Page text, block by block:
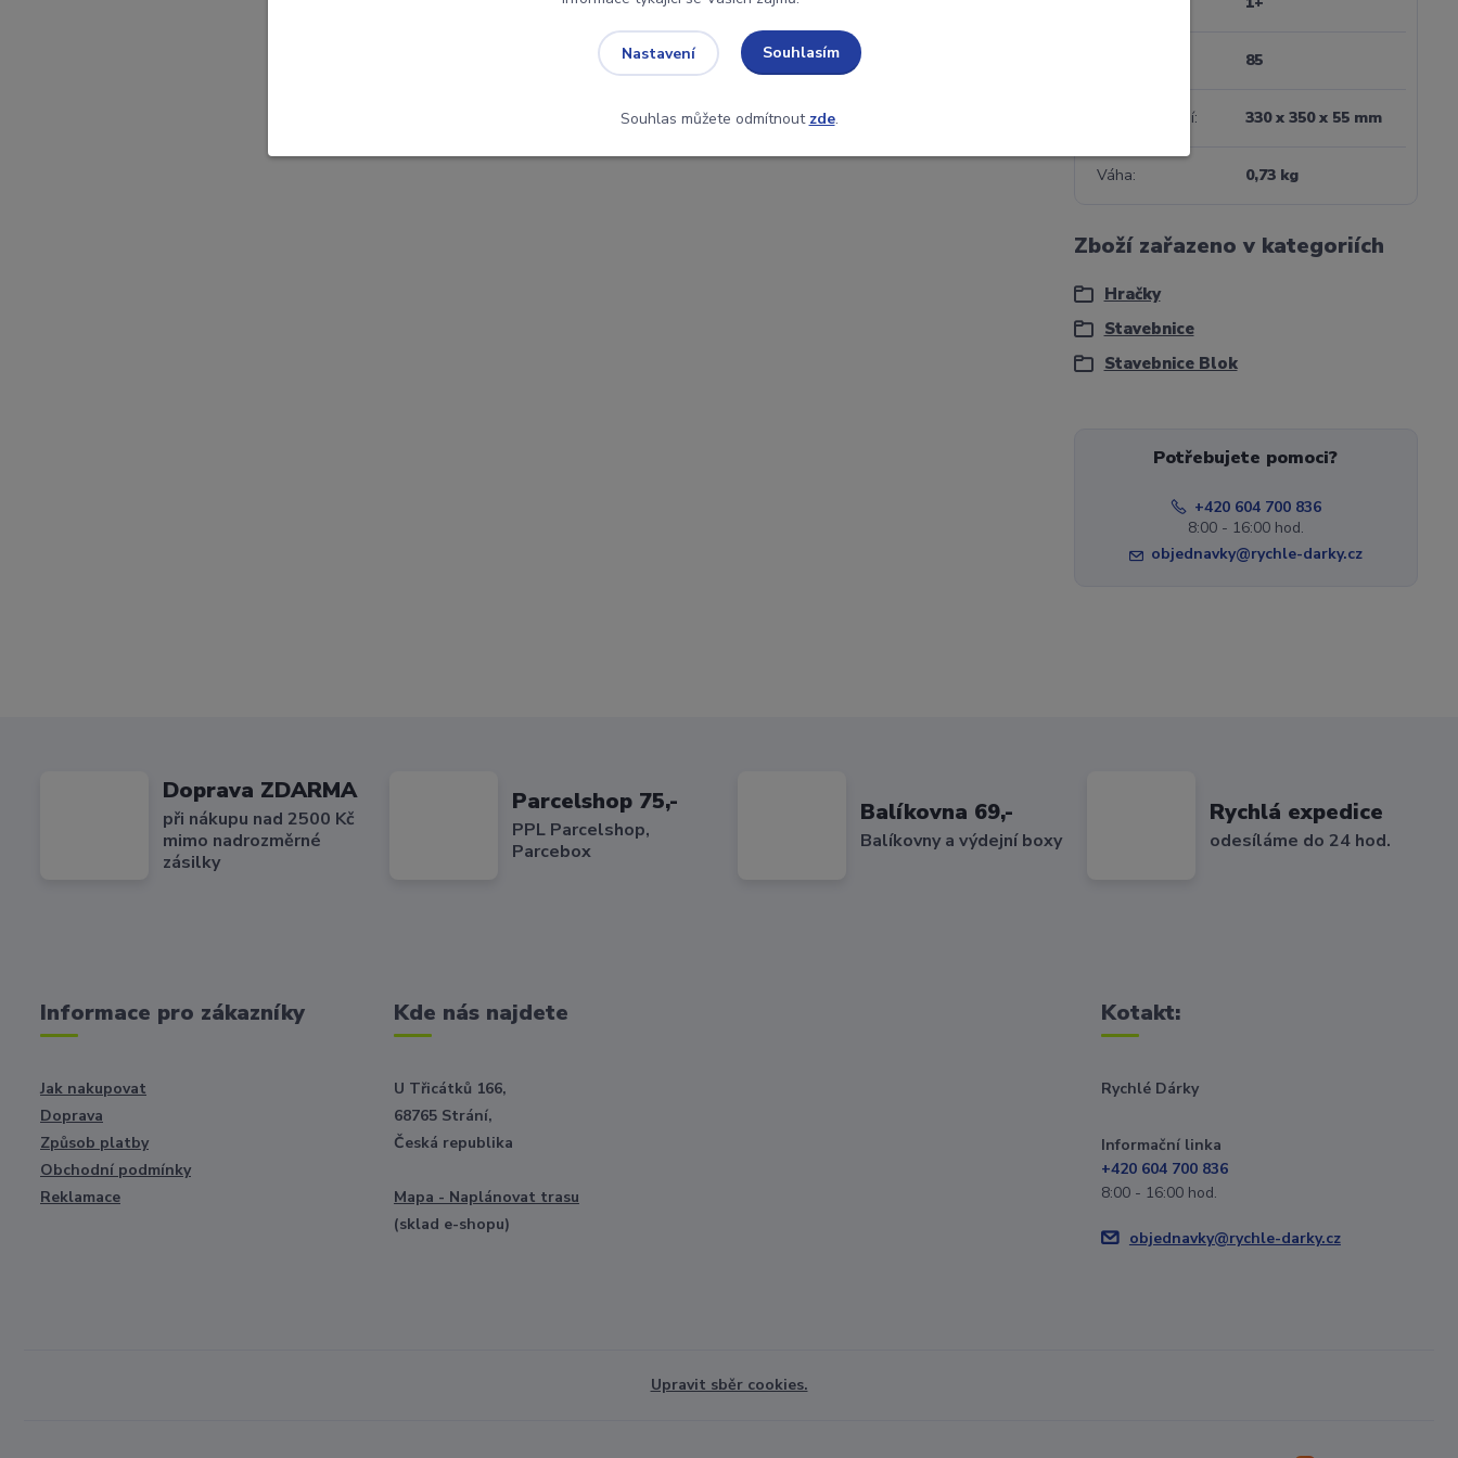
85
Rozměr balení 330 x 350 x 55 mm
Váha 0,73 kg
Zboží zařazeno v kategoriích
Hračky
Stavebnice
Stavebnice Blok
Potřebujete pomoci?
+420 604 700 836
8:00 - 16:00 hod.
objednavky@rychle-darky.cz
Doprava ZDARMA
při nákupu nad 2500 Kč
mimo nadrozměrné
zásilky
Parcelshop 75,-
PPL Parcelshop,
Parcebox
Balíkovna 69,-
Balíkovny a výdejní boxy
Rychlá expedice
odesíláme do 24 hod.
Informace pro zákazníky
Jak nakupovat
Doprava
Způsob platby
Obchodní podmínky
Reklamace
Kde nás najdete
U Třicátků 166,
68765 Strání,
Česká republika
Mapa - Naplánovat trasu
(sklad e-shopu)
Kotakt:
Rychlé Dárky
Informační linka
+420 604 700 836
8:00 - 16:00 hod.
objednavky@rychle-darky.cz
Upravit sběr cookies.
Nastavení Souhlasím
Souhlas můžete odmítnout zde.